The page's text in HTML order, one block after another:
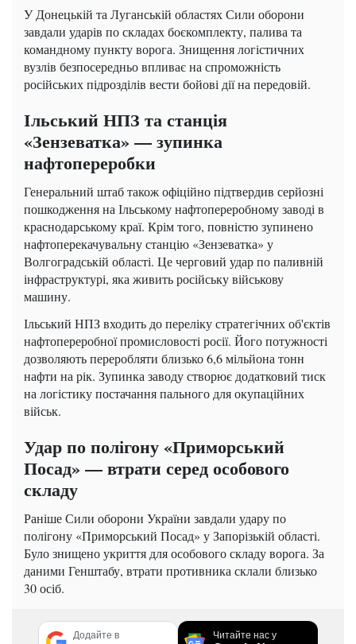
У Донецькій та Луганській областях Сили оборони
завдали ударів по складах боєкомплекту, палива та
командному пункту ворога. Знищення логістичних
вузлів безпосередньо впливає на спроможність
російських підрозділів вести бойові дії на передовій.
Ільський НПЗ та станція
«Зензеватка» — зупинка
нафтопереробки
Генеральний штаб також офіційно підтвердив серйозні
пошкодження на Ільському нафтопереробному заводі в
краснодарському краї. Крім того, повністю зупинено
нафтоперекачувальну станцію «Зензеватка» у
Волгоградській області. Це черговий удар по паливній
інфраструктурі, яка живить російську військову
машину.
Ільський НПЗ входить до переліку стратегічних об'єктів
нафтопереробної промисловості росії. Його потужності
дозволяють переробляти близько 6,6 мільйона тонн
нафти на рік. Зупинка заводу створює додатковий тиск
на логістику постачання пального для окупаційних
військ.
Удар по полігону «Приморський
Посад» — втрати серед особового
складу
Раніше Сили оборони України завдали удару по
полігону «Приморський Посад» у Запорізькій області.
Було знищено укриття для особового складу ворога. За
даними Генштабу, втрати противника склали близько
30 осіб.
Додайте в Читайте нас у